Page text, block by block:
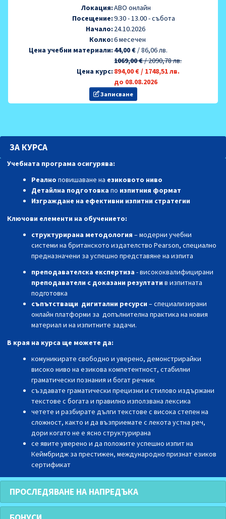
Локация:AВО онлайн
Посещение:9.30 - 13.00 - събота
Начало: 24.10.2026
Колко:6 месечен
Цена учебни материали: 44,00 € /86,06 лв.
Цена курс:
1069,00 €/2090,78 лв.
894,00 € / 1748,51 лв.
до 08.08.2026
Записване
ЗА КУРСА
Учебната програма осигурява:
Реално повишаване на езиковото ниво
Детайлна подготовка по изпитния формат
Изграждане на ефективни изпитни стратегии
Ключови елементи на обучението:
структурирана методология – модерни учебни
системи на британското издателство Pearson, специално
предназначени за успешно представяне на изпита
преподавателска експертиза -висококвалифицирани
преподаватели с доказани резултати в изпитната
подготовка
съпътстващи дигитални ресурси – специализирани
онлайн платформи за допълнителна практика на новия
материал и на изпитните задачи.
В края на курса ще можете да:
комуникирате свободно и уверено, демонстрирайки
високо ниво на езикова компетентност, стабилни
граматически познания и богат речник
създавате граматически прецизни и стилово издържани
текстове с богата и правилно използвана лексика
четете и разбирате дълги текстове с висока степен на
сложност, както и да възприемате с лекота устна реч,
дори когато не е ясно структурирана
се явите уверено и да положите успешно изпит на
Кеймбридж за престижен, международно признат езиков
сертификат
ПРОСЛЕДЯВАНЕ НА НАПРЕДЪКА